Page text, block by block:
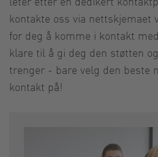
kontakte oss via nettskjemaet
for deg å komme i kontakt
klare til å gi deg den støtten
trenger - bare velg den beste
kontakt på!